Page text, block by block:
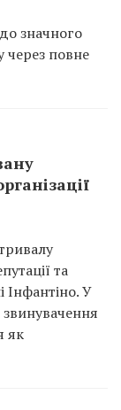
значного
через повне
та
Інфантіно. У
як